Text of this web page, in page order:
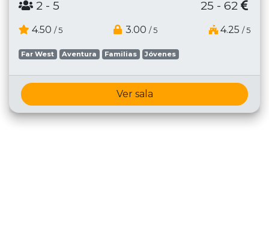
2 - 5 25 - 62
4.50 / 5 3.00 / 5 4.25 / 5
Far West Aventura Familias Jóvenes
Ver sala